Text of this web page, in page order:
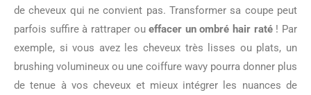
de cheveux qui ne convient pas. Transformer sa coupe peut
parfois suffire à rattraper oueffacer un ombré hair raté! Par
exemple, si vous avez les cheveux très lisses ou plats, un
brushing volumineux ou une coiffure wavy pourra donner plus
de tenue à vos cheveux et mieux intégrer les nuances de